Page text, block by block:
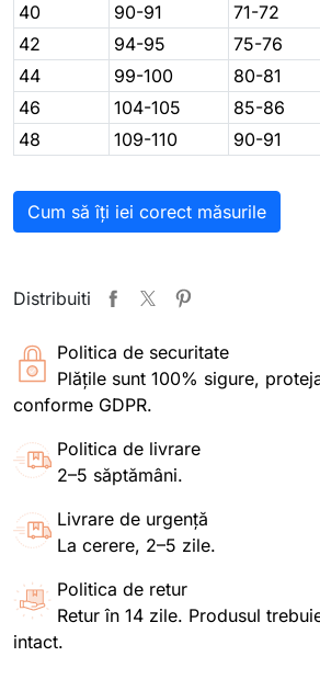
40
90-91 71-72
42
94-95 75-76
44
99-100 80-81
46
104-105 85-86
48
109-110 90-91
Cum să îți iei corect măsurile
Distribuiti
Politica de securitate
Plățile sunt 100% sigure,
conforme GDPR.
Politica de livrare
2–5 săptămâni.
Livrare de urgență
La cerere, 2–5 zile.
Politica de retur
Retur în 14 zile. Produsul
intact.